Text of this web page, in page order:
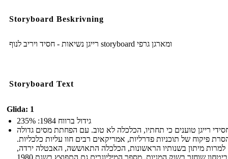
Storyboard Beskrivning
רייגן נשיאות - חסיד ויריב לנוף storyboard ומארגן גרפי
Storyboard Text
Glida: 1
גידול ברווח 1984: 235%
רייגן טוענים כי תחתיו, הכלכלה לא טוב. עם הפחתת מסים גדולה
פיקוח של תוכניות פדרליות, אמריקאים רבים חוו עליות כלכליות.
למרות מיתון בשנותיו הראשונות, הכלכלה התאוששה, האבטלה ירדה,